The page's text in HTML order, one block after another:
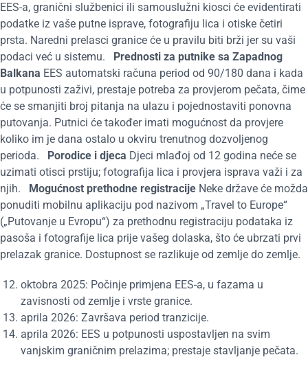
EES-a, granični službenici ili samouslužni kiosci će evidentirati
podatke iz vaše putne isprave, fotografiju lica i otiske četiri
prsta. Naredni prelasci granice će u pravilu biti brži jer su vaši
podaci već u sistemu. Prednosti za putnike sa Zapadnog
Balkana EES automatski računa period od 90/180 dana i kada
u potpunosti zaživi, prestaje potreba za provjerom pečata, čime
će se smanjiti broj pitanja na ulazu i pojednostaviti ponovna
putovanja. Putnici će također imati mogućnost da provjere
koliko im je dana ostalo u okviru trenutnog dozvoljenog
perioda. Porodice i djeca Djeci mlađoj od 12 godina neće se
uzimati otisci prstiju; fotografija lica i provjera isprava važi i za
njih. Mogućnost prethodne registracije Neke države će možda
ponuditi mobilnu aplikaciju pod nazivom „Travel to Europe“
(„Putovanje u Evropu“) za prethodnu registraciju podataka iz
pasoša i fotografije lica prije vašeg dolaska, što će ubrzati prvi
prelazak granice. Dostupnost se razlikuje od zemlje do zemlje.
oktobra 2025: Počinje primjena EES-a, u fazama u
zavisnosti od zemlje i vrste granice.
aprila 2026: Završava period tranzicije.
aprila 2026: EES u potpunosti uspostavljen na svim
vanjskim graničnim prelazima; prestaje stavljanje pečata.